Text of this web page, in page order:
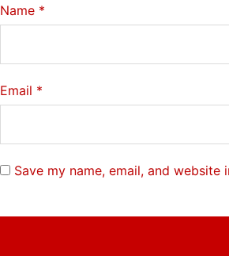
Name *
Email *
Save my name, email, and